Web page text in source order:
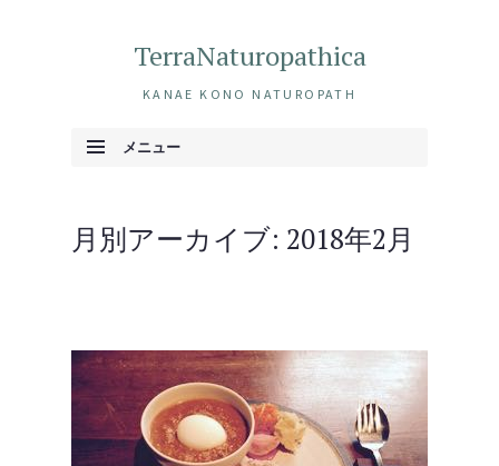
TerraNaturopathica
KANAE KONO NATUROPATH
メニュー
月別アーカイブ: 2018年2月